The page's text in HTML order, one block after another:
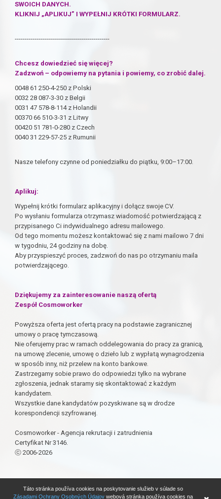
Táto stránka používa cookies na poskytovanie služieb v súlade so
Zásadami Ochrany Osobných Údajov webová stránka používa cookies na
SWOICH DANYCH.
KLIKNIJ „APLIKUJ” I WYPEŁNIJ KRÓTKI FORMULARZ.
------------------------------------------------
Chcesz dowiedzieć się więcej?
Zadzwoń – odpowiemy na pytania i powiemy, co zrobić dalej.
0048 61 250-4-250 z Polski
0032 28 087-3-30 z Belgii
0031 47 578-8-114 z Holandii
00370 66 510-3-31 z Litwy
00420 51 781-0-280 z Czech
0040 31 229-57-25 z Rumunii
Nasze telefony czynne od poniedziałku do piątku, 9:00–17:00.
Aplikuj:
Wypełnij krótki formularz aplikacyjny i dołącz swoje CV.
Po wysłaniu formularza otrzymasz wiadomość potwierdzającą z
przypisanego Ci indywidualnego adresu mailowego.
Od tego momentu możesz kontaktować się z nami mailowo 7 dni
w tygodniu, 24 godziny na dobę.
Aby przyspieszyć proces, zadzwoń do nas po otrzymaniu maila
potwierdzającego.
Dziękujemy za zainteresowanie naszą ofertą
Zespół Cosmoworker
Powyższa oferta jest ofertą pracy na podstawie zagranicznej
umowy o pracę tymczasową.
Nie oferujemy prac w ramach oddelegowania do pracy za granicą,
na umowę zlecenie, umowę o dzieło lub z wypłatą wynagrodzenia
w sposób inny, niż przelew na konto bankowe.
Zastrzegamy sobie prawo do odpowiedzi tylko na wybrane
zgłoszenia, jednak staramy się skontaktować z każdym
kandydatem.
Wszystkie dane kandydatów pozyskiwane są w drodze
korespondencji szyfrowanej.
Cosmoworker - Agencja rekrutacji i zatrudnienia
Certyfikat Nr 3146.
ⓒ 2006-2026